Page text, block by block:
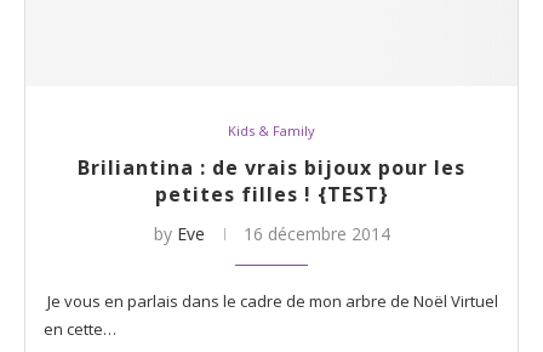
Kids & Family
Briliantina : de vrais bijoux pour les
petites filles ! {TEST}
by Eve 16 décembre 2014
Je vous en parlais dans le cadre de mon arbre de Noël Virtuel
en cette…